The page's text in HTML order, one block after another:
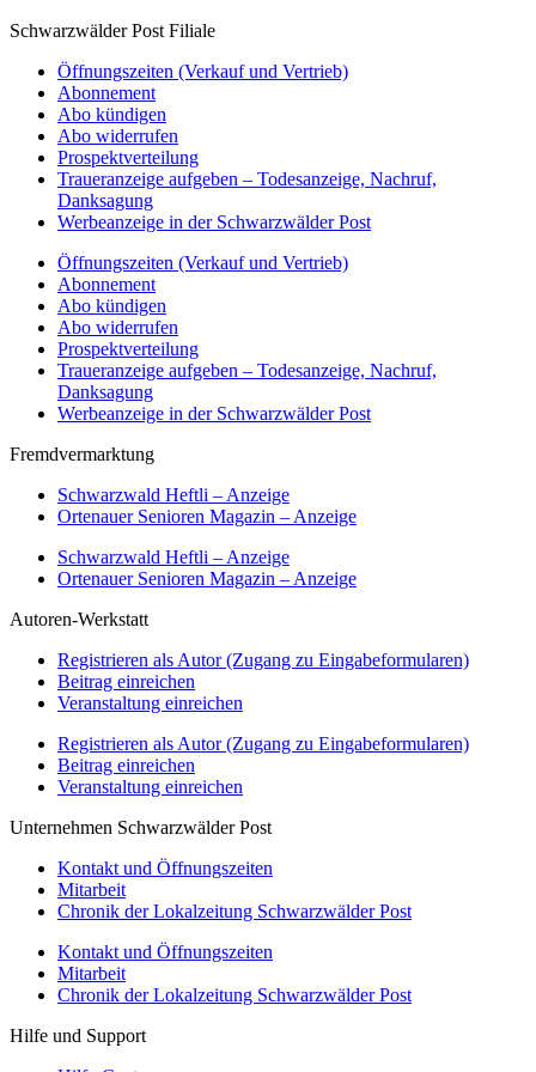
Schwarzwälder Post Filiale
Öffnungszeiten (Verkauf und Vertrieb)
Abonnement
Abo kündigen
Abo widerrufen
Prospektverteilung
Traueranzeige aufgeben – Todesanzeige, Nachruf,
Danksagung
Werbeanzeige in der Schwarzwälder Post
Öffnungszeiten (Verkauf und Vertrieb)
Abonnement
Abo kündigen
Abo widerrufen
Prospektverteilung
Traueranzeige aufgeben – Todesanzeige, Nachruf,
Danksagung
Werbeanzeige in der Schwarzwälder Post
Fremdvermarktung
Schwarzwald Heftli – Anzeige
Ortenauer Senioren Magazin – Anzeige
Schwarzwald Heftli – Anzeige
Ortenauer Senioren Magazin – Anzeige
Autoren-Werkstatt
Registrieren als Autor (Zugang zu Eingabeformularen)
Beitrag einreichen
Veranstaltung einreichen
Registrieren als Autor (Zugang zu Eingabeformularen)
Beitrag einreichen
Veranstaltung einreichen
Unternehmen Schwarzwälder Post
Kontakt und Öffnungszeiten
Mitarbeit
Chronik der Lokalzeitung Schwarzwälder Post
Kontakt und Öffnungszeiten
Mitarbeit
Chronik der Lokalzeitung Schwarzwälder Post
Hilfe und Support